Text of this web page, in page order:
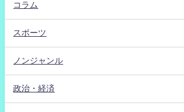
コラム
スポーツ
ノンジャンル
政治・経済